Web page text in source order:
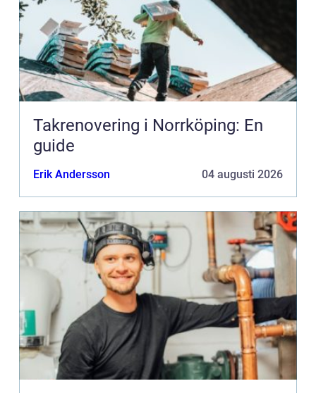
Takrenovering i Norrköping: En
guide
Erik Andersson 04 augusti 2026